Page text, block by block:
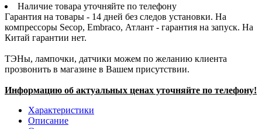
Наличие товара уточняйте по телефону
Гарантия на товары - 14 дней без следов установки. На
компрессоры Secop, Embraco, Атлант - гарантия на запуск. На
Китай гарантии нет.
ТЭНы, лампочки, датчики можем по желанию клиента
прозвонить в магазине в Вашем присутствии.
Информацию об актуальных ценах уточняйте по телефону!
Характеристики
Описание